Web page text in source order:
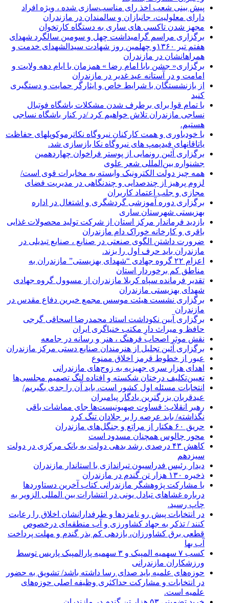
پیش بینی شعب اخذ رای مناسب‌سازی شده ، ویژه افراد
دارای معلولیت، جانبازان و سالمندان در مازندران
مجهز شدن تاکسی های ساری به دستگاه کارتخوان
برگزاری مراسم گرامیداشت چهل و سومین سالگرد شهدای
هفتم تیر ۱۳۶۰و چهلمین روز شهادت سیدالشهدای خدمت و
همراهانشان در مازندران
برگزاری« جشن بابا امام رضا » همزمان با ایام دهه ولایت و
امامت و در آستانه عید غدیر در مازندران
از بازنشستگان با شرایط خاص و ایثارگر حمایت و دستگیری
کنید
با تمام قوا برای برطرف شدن مشکلات باشگاه فوتبال
نساجی مازندران تلاش خواهیم کرد /در کنار باشگاه نساجی
هستیم.
با خودباوری و همت کارکنان نیروگاه نکاترموکوپلهای حفاظت
یاتاقانهای فیدپمپ های نیروگاه نکا بازسازی شد.
برگزاری آئین رونمایی از پوستر فراخوان چهاردهمین
جشنواره بین‌المللی شعر علوی
همه چیز دولت الکترونیک وابسته به مخابرات قوی است/
لزوم پرهیز از چندصدایی و چندنگاهی در مدیریت فضای
مجازی و جلب اعتماد کاربران
برگزاری دوره آموزشی گردشگری و اشتغال در اداره
بهزیستی شهرستان ساری
بازدید فرماندار مرکز استان از شرکت تولید محصولات غذایی
باقری و کارخانه خوراک دام مازندران
ضرورت داشتن الگوی صنعتی در صنایع ، صنایع تبدیلی در
مازندران باید حرف اول را بزند.
اعزام ۲۲ گروه جهادی “شهدای بهزیستی” مازندران به
مناطق کم برخوردار استان
تقدیر فرمانده سپاه کربلا مازندران از مسوول گروه جهادی
شهدای بهزیستی مازندران
برگزاری نشست هیئت موسس مجمع خیرین دفاع مقدس در
مازندران
برگزاری آیین نکوداشت استاد محمدرضا اسحاقی گرجی
حافظ و میراث دارِ مکتب خنیاگری ایران
نقش موثر اصحاب فرهنگ ، هنر و رسانه در جامعه
برگزاری آئین تجلیل از هنرمندان صنایع دستی مرکز مازندران
عبور از خطوط قرمز اخلاق ممنوع
اهدای هزار سری جهیزیه به زوج‌های مازندرانی
تعیین‌تکلیف درختان شکسته و افتاده لنگ تصمیم مجلسی‌ها
انتخابات مسئله اول کشور است، باید آن را جدی بگیریم/
عیدقربان بزرگترین یادگار پیامبران
رهبر انقلاب: قساوت صهیونیست‌ها جای مماشات باقی
نگذاشته/ باید عرصه را بر جلادان تنگ کرد
حریق ۶۰ هکتار از مراتع و جنگل‌های مازندران
محور چالوس همچنان مسدود است
کاهش ۴۳ درصدی رشد بدهی دولت به بانک مرکزی در دولت
سیزدهم
دیدار رئیس فدراسیون تیراندازی با استاندار مازندران
ذخیره ۱۳۰ هزار تن گندم در مازندران
با مشارکت پژوهشگر مازندرانی كتاب آخرین دستاوردها
درباره غشاهای تبادل یونی در انتشارات بین المللی الزویر به
چاپ رسید.
در انتخابات پیش رو نامزدها و طرفدارانشان اخلاق را رعایت
کنند / تذکر به جهاد کشاورزی و آب منطقه‌ای درخصوص
قطعی برق کشاورزان، بازدهی کم بذر گندم و مهلت پرداخت
آب بها
کسب ۷ سهمیه المپیک و ۳ سهمیه پارالمپیک پاریس توسط
ورزشکاران مازندرانی
حوزه‌های علمیه باید صدای رسا داشته باشد/ تشویق به حضور
در انتخابات و مشارکت حداکثری وظیفه اصلی حوزه‌های
علمیه است.